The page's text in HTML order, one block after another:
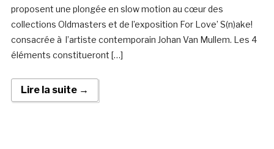
proposent une plongée en slow motion au cœur des
collections Oldmasters et de l’exposition For Love’ S(n)ake!
consacrée à l’artiste contemporain Johan Van Mullem. Les 4
éléments constitueront […]
Lire la suite →